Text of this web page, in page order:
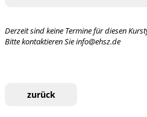
Derzeit sind keine Termine für diesen
Bitte kontaktieren Sie info@ehsz.de
zurück